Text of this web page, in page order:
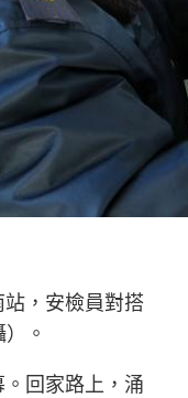
，安檢員對搭
。
回家路上，涌